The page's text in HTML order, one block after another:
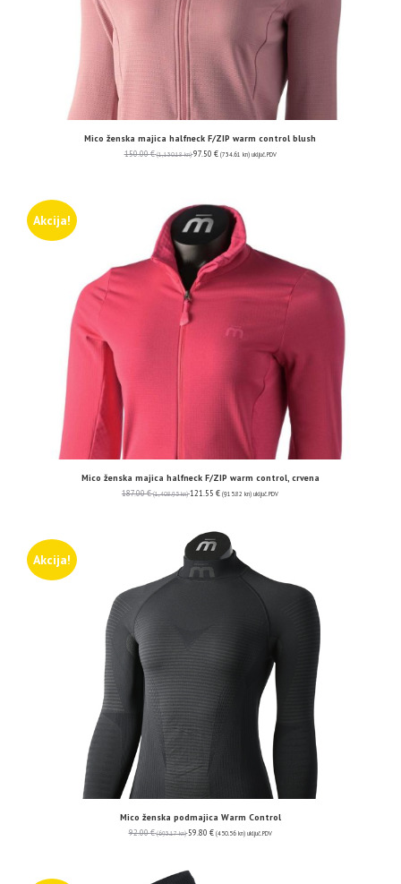
Mico ženska majica halfneck F/ZIP warm control blush
150.00€ (1,130.18 kn) 97.50 € (734.61 kn) uključ. PDV
Akcija!
Mico ženska majica halfneck F/ZIP warm control, crvena
187.00€ (1,408.95 kn) 121.55 € (915.82 kn) uključ. PDV
Akcija!
Mico ženska podmajica Warm Control
92.00€ (693.17 kn) 59.80 € (450.56 kn) uključ. PDV